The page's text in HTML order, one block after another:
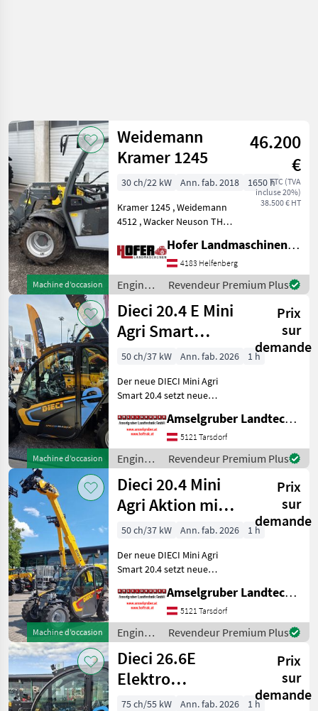
Machine d’occasion
Weidemann
Kramer 1245
46.200
€
TTC (TVA
incluse 20%)
38.500 € HT
30 ch/22 kW Ann. fab. 2018
1650 h
Kramer 1245 , Weidemann
4512 , Wacker Neuson TH
Palettengabel. Breitreifen
Entraînement
hydrostatique, 4 roues
motrices, Carburant: , , ,
Équipe
Hofer Landmaschinen Handels GmbH.
4183 Helfenberg
Engins
de
chantier
/
Weidemann
Revendeur Premium Plus
Machine d’occasion
Dieci 20.4 E Mini
Agri Smart
ELEKTRO
Teleskoplader
TOP
Prix
sur
demande
50 ch/37 kW Ann. fab. 2026
1 h
Der neue DIECI Mini Agri
Smart 20.4 setzt neue
Teleskopladermarkt. 100 %
Elektro! -Größte Kabine
(Baugleich vom Modell 26.6
Mini Agri) -Echt
Amselgruber Landtechnik GmbH
5121 Tarsdorf
Engins
de
chantier
/ Dieci
Revendeur Premium Plus
Machine d’occasion
Dieci 20.4 Mini
Agri Aktion mit
Österreichpaket
Prix
sur
demande
50 ch/37 kW Ann. fab. 2026
1 h
Der neue DIECI Mini Agri
Smart 20.4 setzt neue
Teleskopladermarkt. Stufe
5 Motor - -Größte Kabine
(Baugleich vom Modell 26.6
Mini Agri) -50
Amselgruber Landtechnik GmbH
5121 Tarsdorf
Engins
de
chantier
/ Dieci
Revendeur Premium Plus
Dieci 26.6E
Elektro
Teleskoplader
Prix
sur
demande
75 ch/55 kW Ann. fab. 2026
1 h